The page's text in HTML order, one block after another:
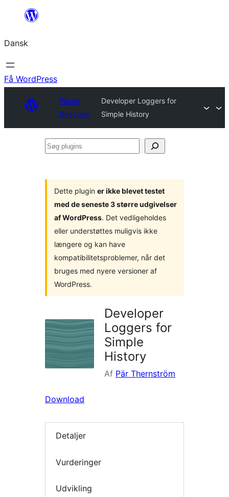
Spring
indhold
Dansk
Få WordPress
Plugin
Directory
Developer Loggers for
Simple History
Søg
Dette plugin er ikke blevet testet
med de seneste 3 større udgivelser
af WordPress. Det vedligeholdes
eller understøttes muligvis ikke
længere og kan have
kompatibilitetsproblemer, når det
bruges med nyere versioner af
WordPress.
Developer
Loggers for
Simple
History
Af Pär Thernström
Download
Detaljer
Vurderinger
Udvikling